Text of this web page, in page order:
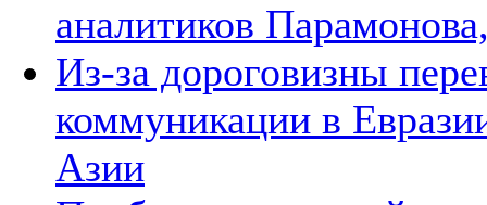
аналитиков
Из-за дороговизны
коммуникации в
Азии